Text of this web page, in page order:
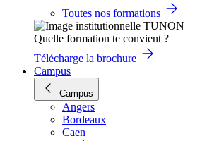
Toutes nos formations
Quelle formation te convient ?
Télécharge la brochure
Campus
Campus
Angers
Bordeaux
Caen